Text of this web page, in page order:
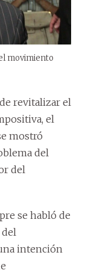
movimiento
revitalizar el
el
mostró
del
del
se habló de
del
intención